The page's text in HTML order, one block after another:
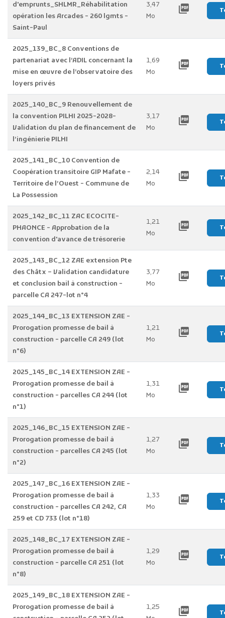
d'emprunts_SHLMR_Réhabilitation
opération les Arcades - 260 lgmts -
Saint-Paul
3,47
Mo
picture_as_pdf
2025_139_BC_8 Conventions de
partenariat avec l’ADIL concernant la
mise en œuvre de l’observatoire des
loyers privés
1,69
Mo
picture_as_pdf
2025_140_BC_9 Renouvellement de
la convention PILHI 2025-2028-
Validation du plan de financement de
l’ingénierie PILHI
3,17
Mo
picture_as_pdf
2025_141_BC_10 Convention de
Coopération transitoire GIP Mafate -
Territoire de l’Ouest - Commune de
La Possession
2,14
Mo
picture_as_pdf
2025_142_BC_11 ZAC ECOCITE-
PHAONCE - Approbation de la
convention d'avance de trésorerie
1,21
Mo
picture_as_pdf
2025_143_BC_12 ZAE extension Pte
des Châtx – Validation candidature
et conclusion bail à construction -
parcelle CA 247-lot n°4
3,77
Mo
picture_as_pdf
2025_144_BC_13 EXTENSION ZAE -
Prorogation promesse de bail à
construction - parcelle CA 249 (lot
n°6)
1,21
Mo
picture_as_pdf
2025_145_BC_14 EXTENSION ZAE -
Prorogation promesse de bail à
construction - parcelles CA 244 (lot
n°1)
1,31
Mo
picture_as_pdf
2025_146_BC_15 EXTENSION ZAE -
Prorogation promesse de bail à
construction - parcelles CA 245 (lot
n°2)
1,27
Mo
picture_as_pdf
2025_147_BC_16 EXTENSION ZAE -
Prorogation promesse de bail à
construction - parcelles CA 242, CA
259 et CD 733 (lot n°18)
1,33
Mo
picture_as_pdf
2025_148_BC_17 EXTENSION ZAE -
Prorogation promesse de bail à
construction - parcelle CA 251 (lot
n°8)
1,29
Mo
picture_as_pdf
2025_149_BC_18 EXTENSION ZAE -
Prorogation promesse de bail à
1,25
picture_as_pdf